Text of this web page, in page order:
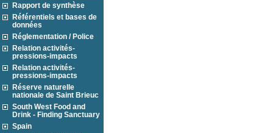
Rapport de synthèse
Référentiels et bases de
données
Réglementation / Police
Relation activités-
pressions-impacts
Relation activités-
pressions-impacts
Réserve naturelle
nationale de Saint Brieuc
South West Food and
Drink - Finding Sanctuary
Spain